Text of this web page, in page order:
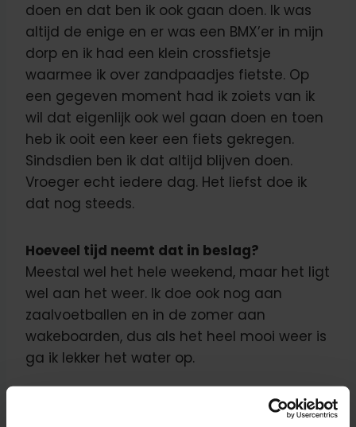
doen en dat ben ik ook gaan doen. Ik was
altijd de enige en er was een BMX’er in mijn
dorp en ik had een klein crossfietsje
waarmee ik over zandpaadjes fietste. Op
een gegeven moment had ik zoiets van ik
wil dat eigenlijk ook wel gaan doen en toen
heb ik ooit een keer een fiets gekregen.
Sindsdien ben ik dat altijd blijven doen.
Vroeger echt iedere dag. Het liefst doe ik
dat nog steeds.
Hoeveel tijd neemt dat in beslag?
Meestal wel het hele weekend, maar het ligt
wel aan het weer. Ik doe ook nog aan
zaalvoetballen en in de zomer aan
wakeboarden, dus als het heel mooi weer is
ga ik lekker het water op.
Wat is tot nu toe het leukste wat je bij